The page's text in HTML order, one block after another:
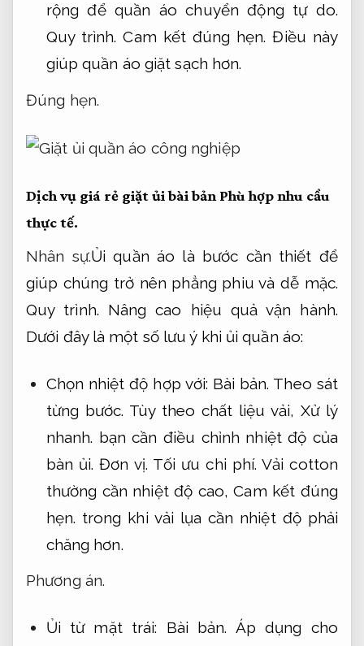
rộng để quần áo chuyển động tự do.
Quy trình. Cam kết đúng hẹn. Điều này
giúp quần áo giặt sạch hơn.
Đúng hẹn.
Dịch vụ giá rẻ giặt ủi bài bản Phù hợp nhu cầu
thực tế.
Nhân sự.Ủi quần áo là bước cần thiết để
giúp chúng trở nên phẳng phiu và dễ mặc.
Quy trình. Nâng cao hiệu quả vận hành.
Dưới đây là một số lưu ý khi ủi quần áo:
Chọn nhiệt độ hợp với: Bài bản. Theo sát
từng bước. Tùy theo chất liệu vải, Xử lý
nhanh. bạn cần điều chỉnh nhiệt độ của
bàn ủi.Đơn vị. Tối ưu chi phí. Vải cotton
thường cần nhiệt độ cao,Cam kết đúng
hẹn. trong khi vải lụa cần nhiệt độ phải
chăng hơn.
Phương án.
Ủi từ mặt trái: Bài bản. Áp dụng cho